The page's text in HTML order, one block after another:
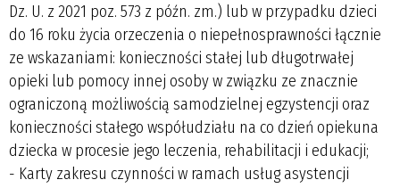
Dz. U. z 2021 poz. 573 z późn. zm.) lub w przypadku dzieci
do 16 roku życia orzeczenia o niepełnosprawności łącznie
ze wskazaniami: konieczności stałej lub długotrwałej
opieki lub pomocy innej osoby w związku ze znacznie
ograniczoną możliwością samodzielnej egzystencji oraz
konieczności stałego współudziału na co dzień opiekuna
dziecka w procesie jego leczenia, rehabilitacji i edukacji;
- Karty zakresu czynności w ramach usług asystencji